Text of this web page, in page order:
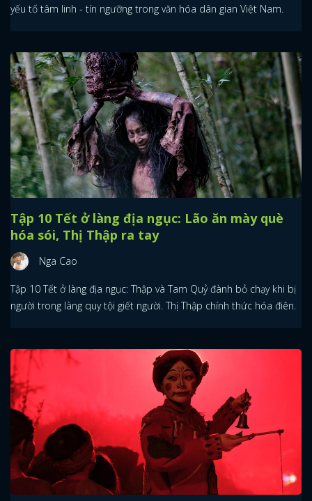
yếu tố tâm linh - tín ngưỡng trong văn hóa dân gian Việt Nam.
Tập 10 Tết ở làng địa ngục: Lão ăn mày què
hóa sói, Thị Thập ra tay
Nga Cao
Tập 10 Tết ở làng địa ngục: Thập và Tam Quỷ đành bỏ chạy khi bị
người trong làng quy tội giết người. Thị Thập chính thức hóa điên.